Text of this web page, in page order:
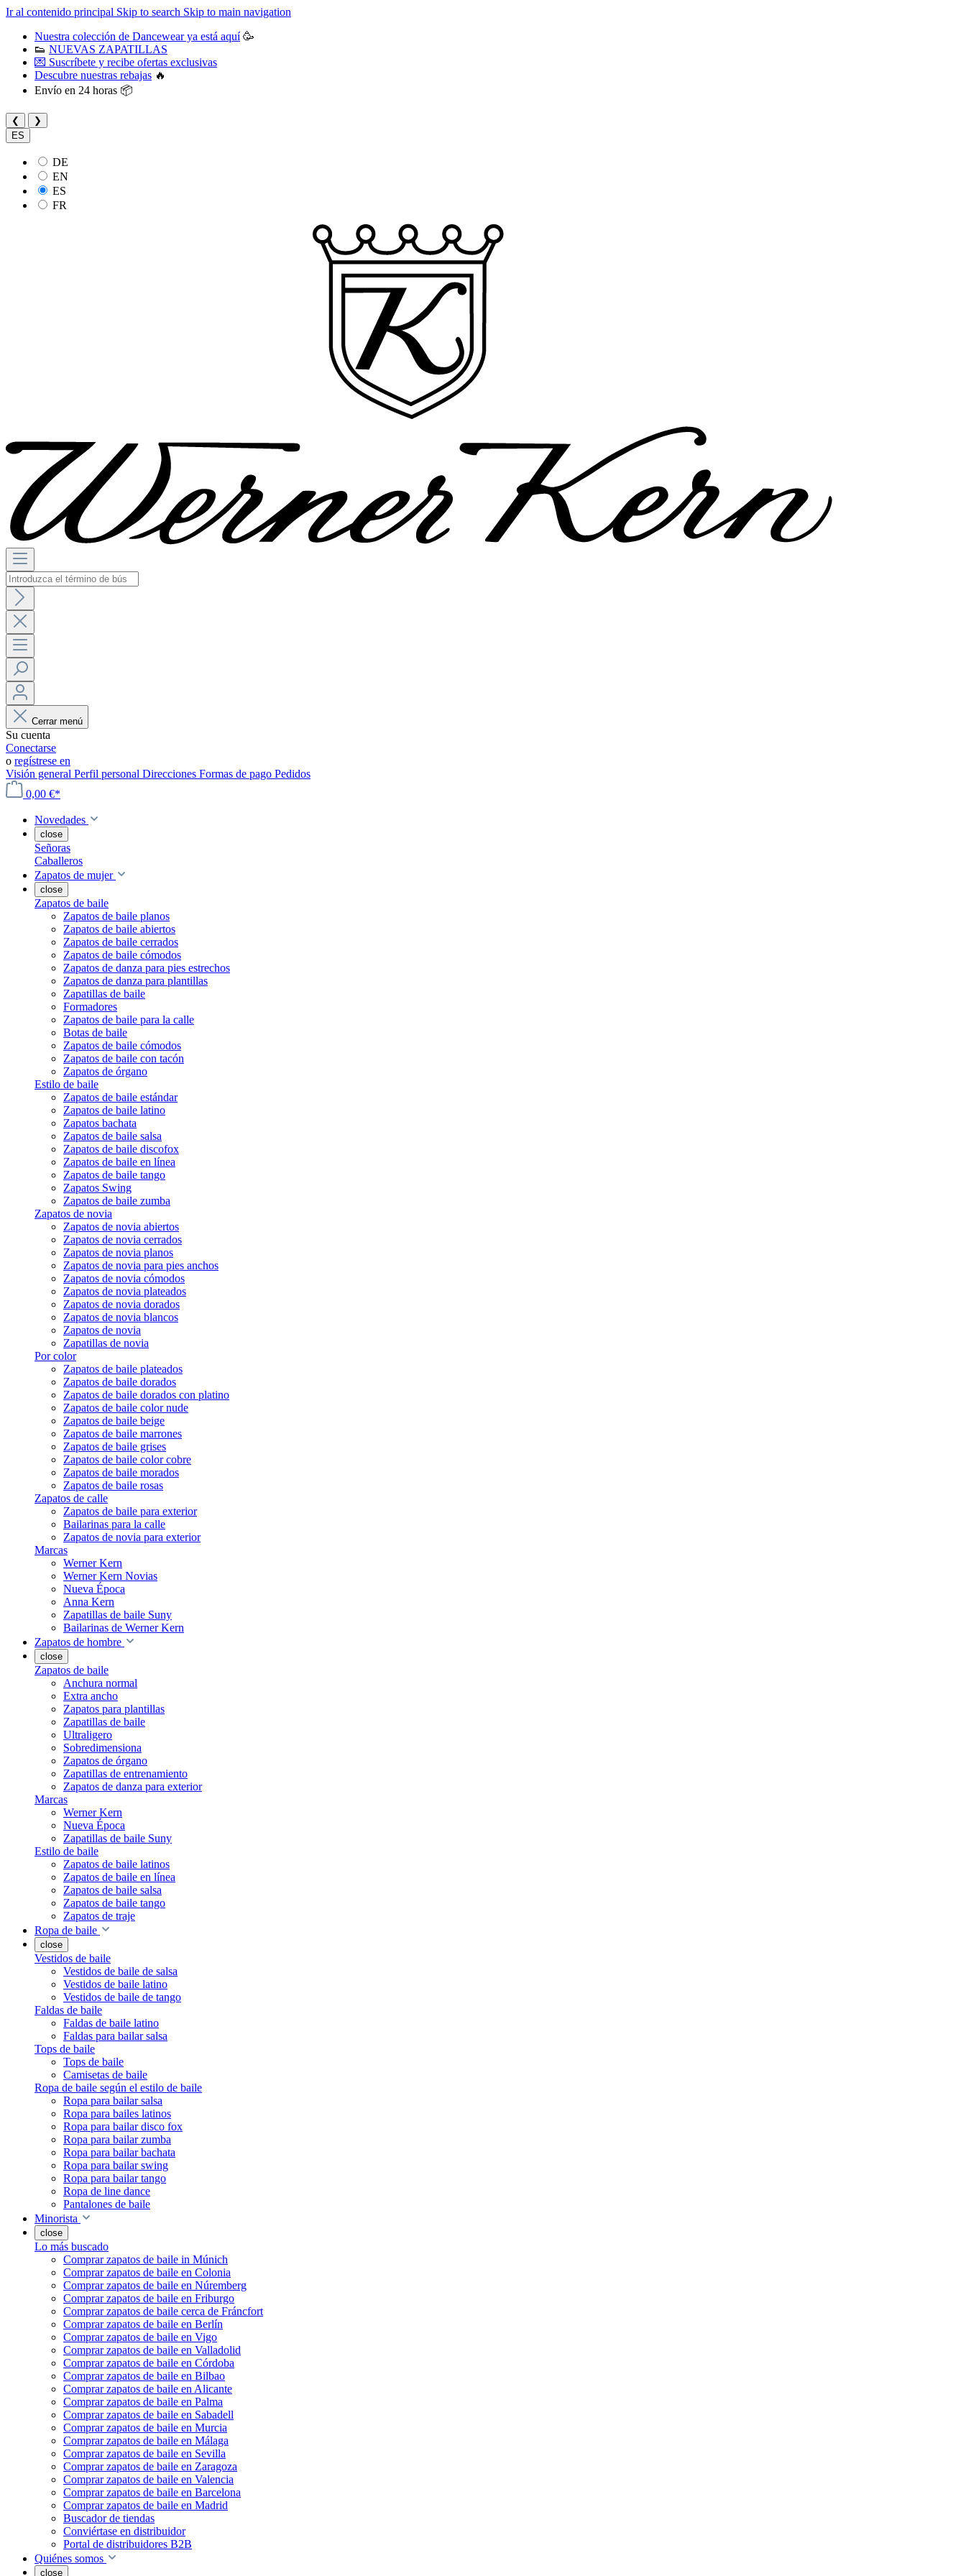
Ir al contenido principal Skip to search Skip to main navigation
Nuestra colección de Dancewear ya está aquí🥳
👟 NUEVAS ZAPATILLAS
💌 Suscríbete y recibe ofertas exclusivas
Descubre nuestras rebajas 🔥
Envío en 24 horas 📦
❮
❯
ES
DE
EN
ES
FR
Cerrar menú
Su cuenta
Conectarse
o regístrese en
Visión general Perfil personal Direcciones Formas de pago Pedidos
0,00 €*
Novedades
close
Señoras
Caballeros
Zapatos de mujer
close
Zapatos de baile
Zapatos de baile planos
Zapatos de baile abiertos
Zapatos de baile cerrados
Zapatos de baile cómodos
Zapatos de danza para pies estrechos
Zapatos de danza para plantillas
Zapatillas de baile
Formadores
Zapatos de baile para la calle
Botas de baile
Zapatos de baile cómodos
Zapatos de baile con tacón
Zapatos de órgano
Estilo de baile
Zapatos de baile estándar
Zapatos de baile latino
Zapatos bachata
Zapatos de baile salsa
Zapatos de baile discofox
Zapatos de baile en línea
Zapatos de baile tango
Zapatos Swing
Zapatos de baile zumba
Zapatos de novia
Zapatos de novia abiertos
Zapatos de novia cerrados
Zapatos de novia planos
Zapatos de novia para pies anchos
Zapatos de novia cómodos
Zapatos de novia plateados
Zapatos de novia dorados
Zapatos de novia blancos
Zapatos de novia
Zapatillas de novia
Por color
Zapatos de baile plateados
Zapatos de baile dorados
Zapatos de baile dorados con platino
Zapatos de baile color nude
Zapatos de baile beige
Zapatos de baile marrones
Zapatos de baile grises
Zapatos de baile color cobre
Zapatos de baile morados
Zapatos de baile rosas
Zapatos de calle
Zapatos de baile para exterior
Bailarinas para la calle
Zapatos de novia para exterior
Marcas
Werner Kern
Werner Kern Novias
Nueva Época
Anna Kern
Zapatillas de baile Suny
Bailarinas de Werner Kern
Zapatos de hombre
close
Zapatos de baile
Anchura normal
Extra ancho
Zapatos para plantillas
Zapatillas de baile
Ultraligero
Sobredimensiona
Zapatos de órgano
Zapatillas de entrenamiento
Zapatos de danza para exterior
Marcas
Werner Kern
Nueva Época
Zapatillas de baile Suny
Estilo de baile
Zapatos de baile latinos
Zapatos de baile en línea
Zapatos de baile salsa
Zapatos de baile tango
Zapatos de traje
Ropa de baile
close
Vestidos de baile
Vestidos de baile de salsa
Vestidos de baile latino
Vestidos de baile de tango
Faldas de baile
Faldas de baile latino
Faldas para bailar salsa
Tops de baile
Tops de baile
Camisetas de baile
Ropa de baile según el estilo de baile
Ropa para bailar salsa
Ropa para bailes latinos
Ropa para bailar disco fox
Ropa para bailar zumba
Ropa para bailar bachata
Ropa para bailar swing
Ropa para bailar tango
Ropa de line dance
Pantalones de baile
Minorista
close
Lo más buscado
Comprar zapatos de baile in Múnich
Comprar zapatos de baile en Colonia
Comprar zapatos de baile en Núremberg
Comprar zapatos de baile en Friburgo
Comprar zapatos de baile cerca de Fráncfort
Comprar zapatos de baile en Berlín
Comprar zapatos de baile en Vigo
Comprar zapatos de baile en Valladolid
Comprar zapatos de baile en Córdoba
Comprar zapatos de baile en Bilbao
Comprar zapatos de baile en Alicante
Comprar zapatos de baile en Palma
Comprar zapatos de baile en Sabadell
Comprar zapatos de baile en Murcia
Comprar zapatos de baile en Málaga
Comprar zapatos de baile en Sevilla
Comprar zapatos de baile en Zaragoza
Comprar zapatos de baile en Valencia
Comprar zapatos de baile en Barcelona
Comprar zapatos de baile en Madrid
Buscador de tiendas
Conviértase en distribuidor
Portal de distribuidores B2B
Quiénes somos
close